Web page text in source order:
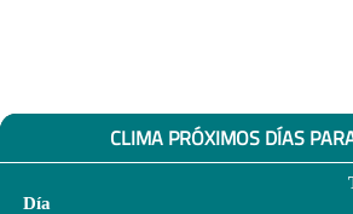
CLIMA PRÓXIMOS DÍAS
Día